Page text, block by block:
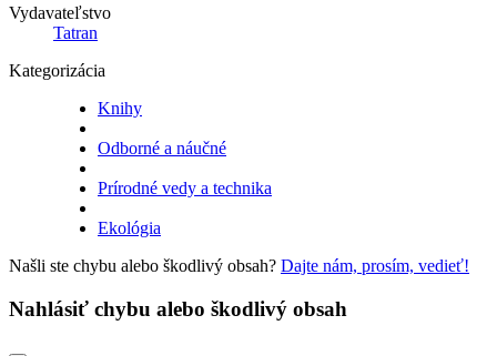
Vydavateľstvo
Tatran
Kategorizácia
Knihy
Odborné a náučné
Prírodné vedy a technika
Ekológia
Našli ste chybu alebo škodlivý obsah? Dajte nám, prosím, vedieť!
Nahlásiť chybu alebo škodlivý obsah